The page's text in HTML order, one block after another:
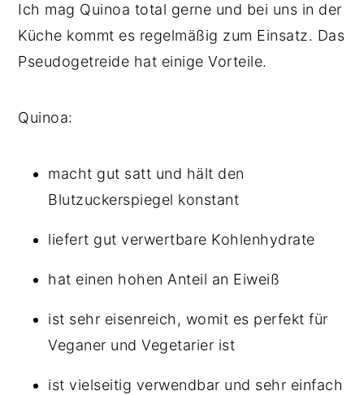
Ich mag Quinoa total gerne und bei uns in der
Küche kommt es regelmäßig zum Einsatz. Das
Pseudogetreide hat einige Vorteile.
Quinoa:
macht gut satt und hält den
Blutzuckerspiegel konstant
liefert gut verwertbare Kohlenhydrate
hat einen hohen Anteil an Eiweiß
ist sehr eisenreich, womit es perfekt für
Veganer und Vegetarier ist
ist vielseitig verwendbar und sehr einfach